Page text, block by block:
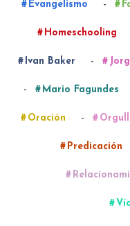
Evangelismo -
Homeschooling
Ivan Baker -
- Mario Fagundes
Oración -
Predicación